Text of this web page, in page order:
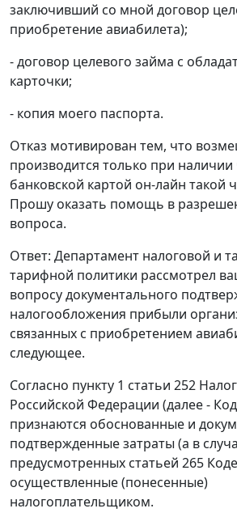
заключивший со мной договор
приобретение авиабилета);
- договор целевого займа с
карточки;
- копия моего паспорта.
Отказ мотивирован тем, что
производится только при
банковской картой он-лайн такой
Прошу оказать помощь в
вопроса.
Ответ: Департамент налоговой и
тарифной политики рассмотрел
вопросу документального
налогообложения прибыли
связанных с приобретением
следующее.
Согласно пункту 1 статьи 252
Российской Федерации (далее -
признаются обоснованные и
подтвержденные затраты (а в
предусмотренных статьей 265
осуществленные (понесенные)
налогоплательщиком.